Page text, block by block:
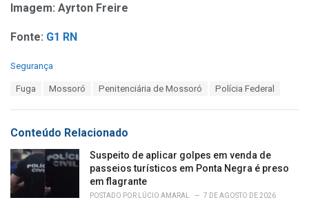
Imagem: Ayrton Freire
Fonte: G1 RN
C
o
r
i
e
s
:
Segurança
:
Fuga Mossoró Penitenciária de Mossoró Polícia Federal
Conteúdo Relacionado
Suspeito de aplicar golpes em venda de
passeios turísticos em Ponta Negra é preso
em flagrante
POSTADO POR LÚCIO AMARAL 7 DE AGOSTO DE 2026